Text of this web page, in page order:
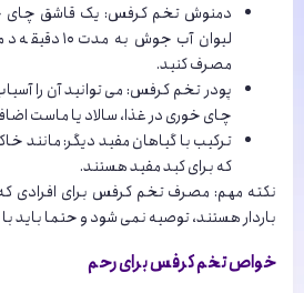
دمنوش تخم کرفس: یک قاشق چای
لیوان آب جوش
مصرف کنید.
پودر تخم کرفس: می توانید آن را
چای خوری در غذا، سالاد یا ماست
ترکیب با گیاهان مفید دیگر: مانند
که برای کبد مفید هستند.
نکته مهم: مصرف تخم کرفس برای افرادی
باردار هستند، توصیه نمی شود و حتما باید
خواص تخم کرفس برای رحم